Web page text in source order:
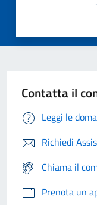
Contatta il
Leggi le
Richiedi
Chiama il
Prenota un